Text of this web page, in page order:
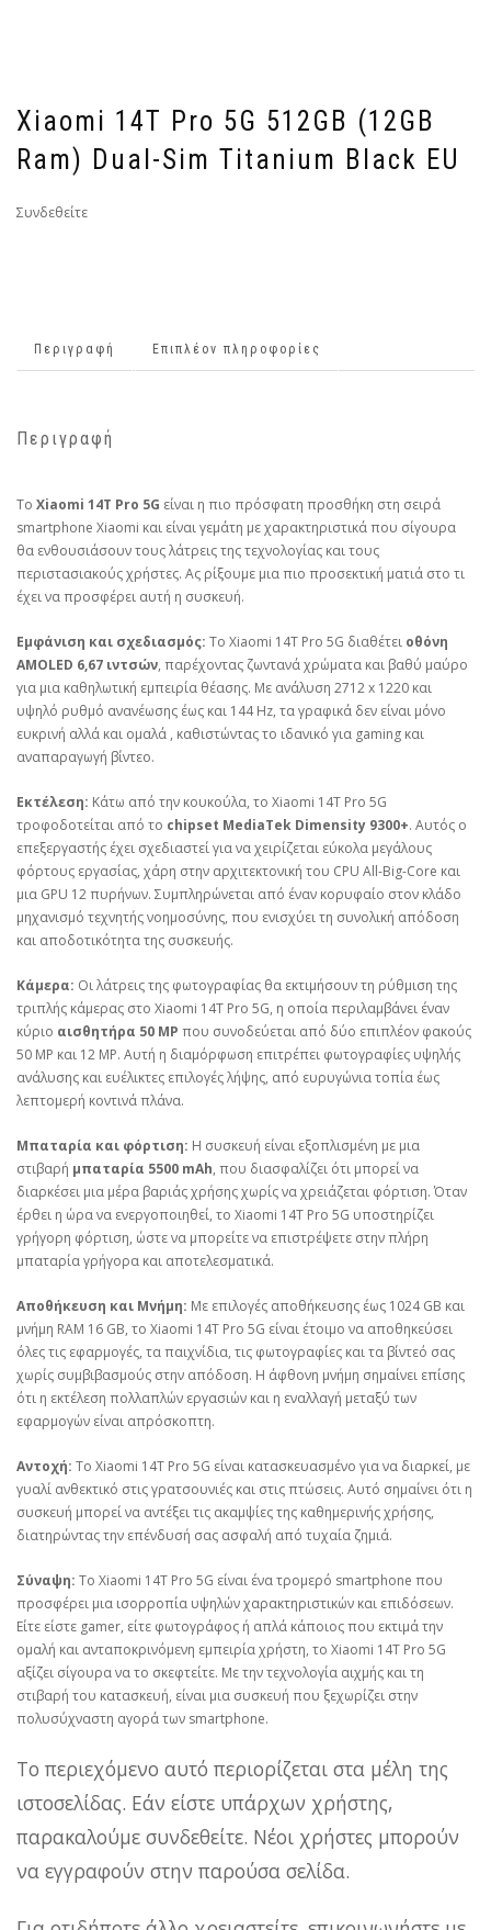
Xiaomi 14T Pro 5G 512GB (12GB
Ram) Dual-Sim Titanium Black EU
Συνδεθείτε
Περιγραφή Επιπλέον πληροφορίες
Περιγραφή
Το Xiaomi 14T Pro 5G είναι η πιο πρόσφατη προσθήκη στη σειρά
smartphone Xiaomi και είναι γεμάτη με χαρακτηριστικά που σίγουρα
θα ενθουσιάσουν τους λάτρεις της τεχνολογίας και τους
περιστασιακούς χρήστες. Ας ρίξουμε μια πιο προσεκτική ματιά στο τι
έχει να προσφέρει αυτή η συσκευή.
Εμφάνιση και σχεδιασμός: Το Xiaomi 14T Pro 5G διαθέτει οθόνη
AMOLED 6,67 ιντσών, παρέχοντας ζωντανά χρώματα και βαθύ μαύρο
για μια καθηλωτική εμπειρία θέασης. Με ανάλυση 2712 x 1220 και
υψηλό ρυθμό ανανέωσης έως και 144 Hz, τα γραφικά δεν είναι μόνο
ευκρινή αλλά και ομαλά , καθιστώντας το ιδανικό για gaming και
αναπαραγωγή βίντεο.
Εκτέλεση: Κάτω από την κουκούλα, το Xiaomi 14T Pro 5G
τροφοδοτείται από το chipset MediaTek Dimensity 9300+. Αυτός ο
επεξεργαστής έχει σχεδιαστεί για να χειρίζεται εύκολα μεγάλους
φόρτους εργασίας, χάρη στην αρχιτεκτονική του CPU All-Big-Core και
μια GPU 12 πυρήνων. Συμπληρώνεται από έναν κορυφαίο στον κλάδο
μηχανισμό τεχνητής νοημοσύνης, που ενισχύει τη συνολική απόδοση
και αποδοτικότητα της συσκευής.
Κάμερα: Οι λάτρεις της φωτογραφίας θα εκτιμήσουν τη ρύθμιση της
τριπλής κάμερας στο Xiaomi 14T Pro 5G, η οποία περιλαμβάνει έναν
κύριο αισθητήρα 50 MP που συνοδεύεται από δύο επιπλέον φακούς
50 MP και 12 MP. Αυτή η διαμόρφωση επιτρέπει φωτογραφίες υψηλής
ανάλυσης και ευέλικτες επιλογές λήψης, από ευρυγώνια τοπία έως
λεπτομερή κοντινά πλάνα.
Μπαταρία και φόρτιση: Η συσκευή είναι εξοπλισμένη με μια
στιβαρή μπαταρία 5500 mAh, που διασφαλίζει ότι μπορεί να
διαρκέσει μια μέρα βαριάς χρήσης χωρίς να χρειάζεται φόρτιση. Όταν
έρθει η ώρα να ενεργοποιηθεί, το Xiaomi 14T Pro 5G υποστηρίζει
γρήγορη φόρτιση, ώστε να μπορείτε να επιστρέψετε στην πλήρη
μπαταρία γρήγορα και αποτελεσματικά.
Αποθήκευση και Μνήμη: Με επιλογές αποθήκευσης έως 1024 GB και
μνήμη RAM 16 GB, το Xiaomi 14T Pro 5G είναι έτοιμο να αποθηκεύσει
όλες τις εφαρμογές, τα παιχνίδια, τις φωτογραφίες και τα βίντεό σας
χωρίς συμβιβασμούς στην απόδοση. Η άφθονη μνήμη σημαίνει επίσης
ότι η εκτέλεση πολλαπλών εργασιών και η εναλλαγή μεταξύ των
εφαρμογών είναι απρόσκοπτη.
Αντοχή: Το Xiaomi 14T Pro 5G είναι κατασκευασμένο για να διαρκεί, με
γυαλί ανθεκτικό στις γρατσουνιές και στις πτώσεις. Αυτό σημαίνει ότι η
συσκευή μπορεί να αντέξει τις ακαμψίες της καθημερινής χρήσης,
διατηρώντας την επένδυσή σας ασφαλή από τυχαία ζημιά.
Σύναψη: Το Xiaomi 14T Pro 5G είναι ένα τρομερό smartphone που
προσφέρει μια ισορροπία υψηλών χαρακτηριστικών και επιδόσεων.
Είτε είστε gamer, είτε φωτογράφος ή απλά κάποιος που εκτιμά την
ομαλή και ανταποκρινόμενη εμπειρία χρήστη, το Xiaomi 14T Pro 5G
αξίζει σίγουρα να το σκεφτείτε. Με την τεχνολογία αιχμής και τη
στιβαρή του κατασκευή, είναι μια συσκευή που ξεχωρίζει στην
πολυσύχναστη αγορά των smartphone.
Το περιεχόμενο αυτό περιορίζεται στα μέλη της
ιστοσελίδας. Εάν είστε υπάρχων χρήστης,
παρακαλούμε συνδεθείτε. Νέοι χρήστες μπορούν
να εγγραφούν στην παρούσα σελίδα.